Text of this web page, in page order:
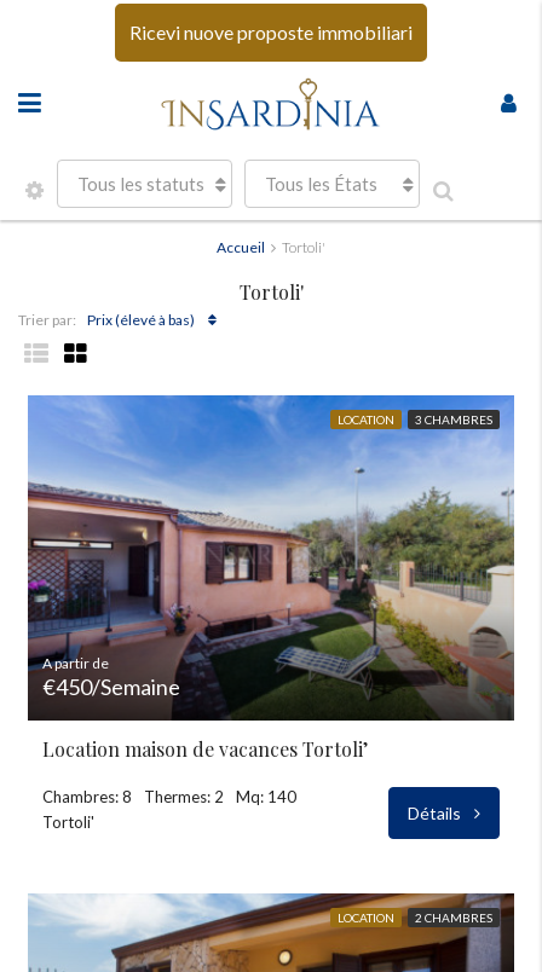
Ricevi nuove proposte immobiliari
Tous les statuts Tous les États
Accueil Tortoli'
Tortoli'
Trier par: Prix ​​(élevé à bas)
LOCATION 3 CHAMBRES
A partir de
€450/Semaine
Location maison de vacances Tortoli’
Chambres: 8 Thermes: 2
Mq: 140
Tortoli'
Détails
LOCATION 2 CHAMBRES